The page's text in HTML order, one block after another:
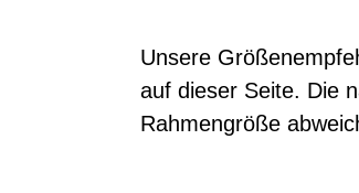
Unsere
auf dieser Seite. Die
Rahmengröße